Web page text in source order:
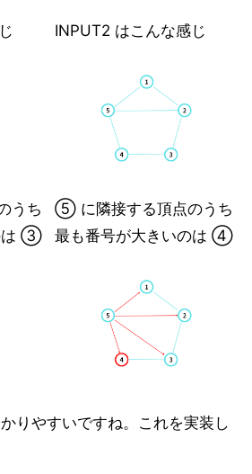
うち
は ③
INPUT2 はこんな感じ
⑤ に隣接する頂点のうち
最も番号が大きいのは ④
りやすいですね。これを実装し